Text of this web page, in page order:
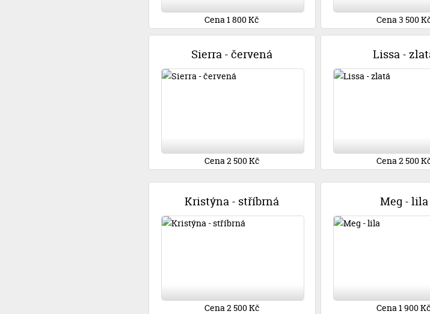
Cena 1 800 Kč Cena 3 500
Sierra - červená
Cena 2 500 Kč
Lissa -
Cena 2 500
Kristýna - stříbrná
Cena 2 500 Kč
Meg - lila
Cena 1 900 Kč